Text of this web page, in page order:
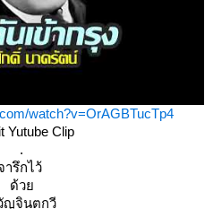
watch?v=OrAGBTucTp4
Yutube Clip
.
ารึกไว้
ด้ว
ญจินตกวี